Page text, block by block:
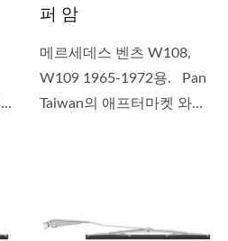
퍼 암
메르세데스 벤츠 W108,
W109 1965-1972용. Pan
Taiwan의 애프터마켓 와이